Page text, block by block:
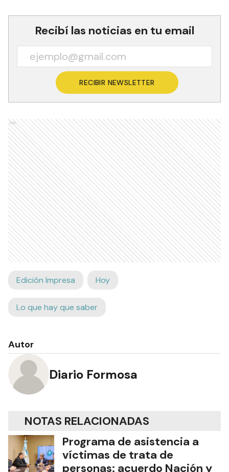
Recibí las noticias en tu email
RECIBIR NEWSLETTER
Ads
Edición Impresa Hoy
Lo que hay que saber
Autor
Diario Formosa
NOTAS RELACIONADAS
Programa de asistencia a
víctimas de trata de
personas: acuerdo Nación y